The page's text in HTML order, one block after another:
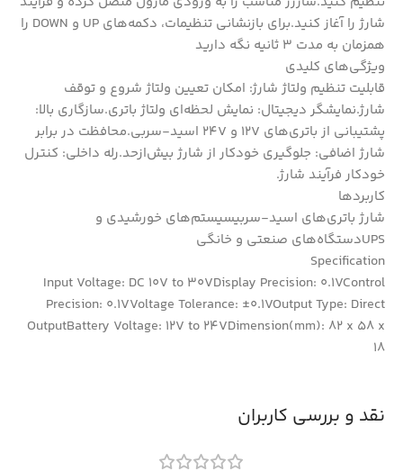
شارژ را آغاز کنید.برای بازنشانی تنظیمات، دکمه‌های UP و DOWN را
همزمان به مدت 3 ثانیه نگه دارید
ویژگی‌های کلیدی
قابلیت تنظیم ولتاژ شارژ: امکان تعیین ولتاژ شروع و توقف
شارژ.نمایشگر دیجیتال: نمایش لحظه‌ای ولتاژ باتری.سازگاری بالا:
پشتیبانی از باتری‌های 12V و 24V اسید-سربی.محافظت در برابر
شارژ اضافی: جلوگیری خودکار از شارژ بیش‌ازحد.رله داخلی: کنترل
خودکار فرآیند شارژ.
کاربردها
شارژ باتری‌های اسید-سربیسیستم‌های خورشیدی و
UPSدستگاه‌های صنعتی و خانگی
Specification
Input Voltage: DC 10V to 30VDisplay Precision: 0.1VControl
Precision: 0.1VVoltage Tolerance: ±0.1VOutput Type: Direct
OutputBattery Voltage: 12V to 24VDimension(mm): 82 x 58 x
18
نقد و بررسی کاربران